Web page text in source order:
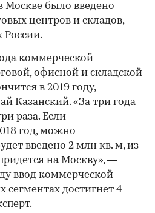
Москве было введено
центров и складов,
России.
коммерческой
офисной и складской
в 2019 году,
Казанский. «За три года
раза. Если
год, можно
введено 2 млн кв. м, из
на Москву», —
ввод коммерческой
сегментах достигнет 4